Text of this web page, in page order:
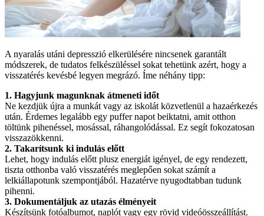
A nyaralás utáni depresszió elkerülésére nincsenek garantált
módszerek, de tudatos felkészüléssel sokat tehetünk azért, hogy a
visszatérés kevésbé legyen megrázó. Íme néhány tipp:
1. Hagyjunk magunknak átmeneti időt
Ne kezdjük újra a munkát vagy az iskolát közvetlenül a hazaérkezés
után. Érdemes legalább egy puffer napot beiktatni, amit otthon
töltünk pihenéssel, mosással, ráhangolódással. Ez segít fokozatosan
visszazökkenni.
2. Takarítsunk ki indulás előtt
Lehet, hogy indulás előtt plusz energiát igényel, de egy rendezett,
tiszta otthonba való visszatérés meglepően sokat számít a
lelkiállapotunk szempontjából. Hazatérve nyugodtabban tudunk
pihenni.
3. Dokumentáljuk az utazás élményeit
Készítsünk fotóalbumot, naplót vagy egy rövid videóösszeállítást.